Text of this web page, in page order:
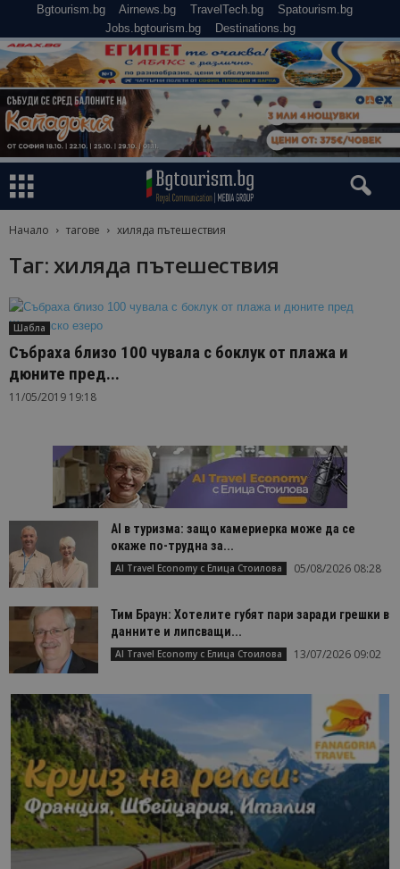
Bgtourism.bg Airnews.bg TravelTech.bg
Spatourism.bg
Jobs.bgtourism.bg
Destinations.bg
Начало тагове хиляда пътешествия
Таг: хиляда пътешествия
Шабла
Събраха близо 100 чувала с боклук от плажа и
дюните пред...
11/05/2019 19:18
AI в туризма: защо камериерка може да се
окаже по-трудна за...
AI Travel Economy с Елица Стоилова 05/08/2026 08:28
Тим Браун: Хотелите губят пари заради грешки в
данните и липсващи...
AI Travel Economy с Елица Стоилова 13/07/2026 09:02